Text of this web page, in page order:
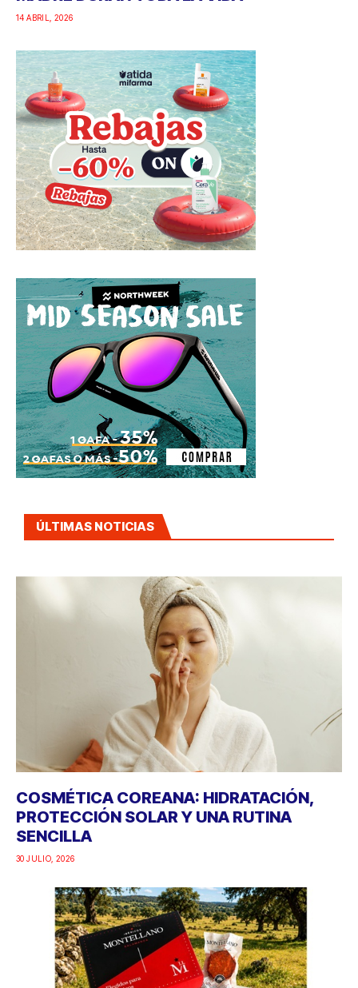
14 ABRIL, 2026
ÚLTIMAS NOTICIAS
COSMÉTICA COREANA: HIDRATACIÓN,
PROTECCIÓN SOLAR Y UNA RUTINA
SENCILLA
30 JULIO, 2026